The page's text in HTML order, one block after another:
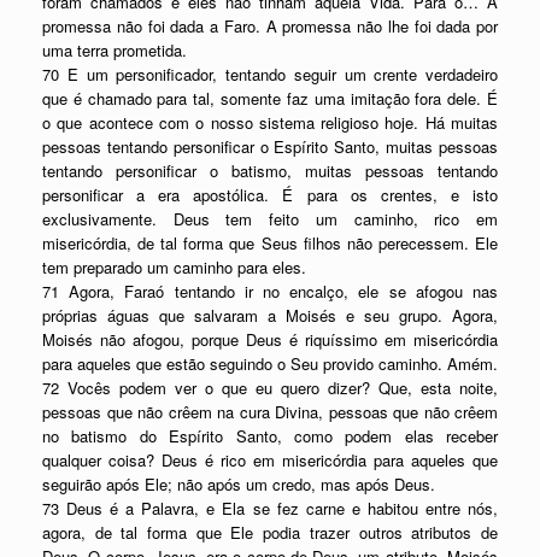
promessa não foi dada a Faro. A promessa não lhe foi dada por
uma terra prometida.
70 E um personificador, tentando seguir um crente verdadeiro
que é chamado para tal, somente faz uma imitação fora dele. É
o que acontece com o nosso sistema religioso hoje. Há muitas
pessoas tentando personificar o Espírito Santo, muitas pessoas
tentando personificar o batismo, muitas pessoas tentando
personificar a era apostólica. É para os crentes, e isto
exclusivamente. Deus tem feito um caminho, rico em
misericórdia, de tal forma que Seus filhos não perecessem. Ele
tem preparado um caminho para eles.
71 Agora, Faraó tentando ir no encalço, ele se afogou nas
próprias águas que salvaram a Moisés e seu grupo. Agora,
Moisés não afogou, porque Deus é riquíssimo em misericórdia
para aqueles que estão seguindo o Seu provido caminho. Amém.
72 Vocês podem ver o que eu quero dizer? Que, esta noite,
pessoas que não crêem na cura Divina, pessoas que não crêem
no batismo do Espírito Santo, como podem elas receber
qualquer coisa? Deus é rico em misericórdia para aqueles que
seguirão após Ele; não após um credo, mas após Deus.
73 Deus é a Palavra, e Ela se fez carne e habitou entre nós,
agora, de tal forma que Ele podia trazer outros atributos de